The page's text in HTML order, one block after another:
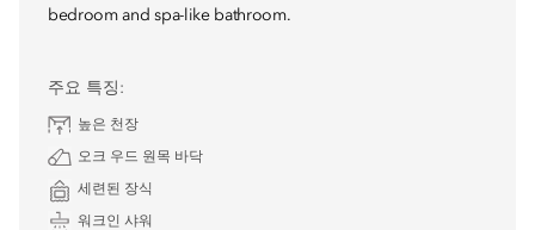
bedroom and spa-like bathroom.
주요 특징:
높은 천장
오크 우드 원목 바닥
세련된 장식
워크인 샤워